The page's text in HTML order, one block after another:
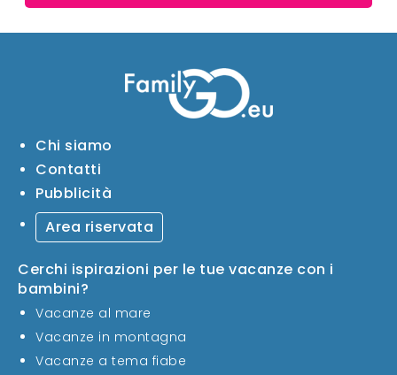
Chi siamo
Contatti
Pubblicità
Area riservata
Cerchi ispirazioni per le tue vacanze con i
bambini?
Vacanze al mare
Vacanze in montagna
Vacanze a tema fiabe